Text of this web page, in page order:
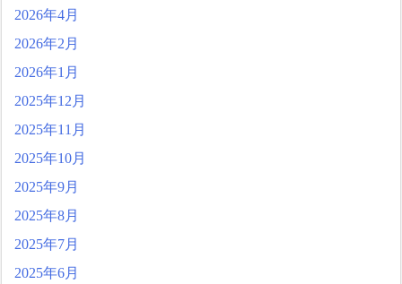
in Showbiz
【日本代表】ボーフム浅
たらす！ドイツ紙
海外サッカー、引退する
双する
Powered by livedoor 相互RS
2026年4月
2026年2月
2026年1月
2025年12月
2025年11月
2025年10月
2025年9月
2025年8月
2025年7月
2025年6月